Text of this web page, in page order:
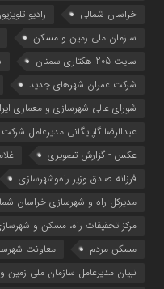
خراسان شمالی
رادیو
سازمان ملی زمین و مسکن
سایت 205 هکتاری سمنان
شرکت عمران شهرهای جدید
شوراي عالي شهرسازی و معماري
عبدالرضا گلپایگانی مدیرعامل
عکس - گزارش تصویری
فرزانه صادق وزیر راه‌وشهرسازی
مدیرکل راه و شهرسازی خراسان
مرکز تحقیقات راه، مسکن و
مسکن مردم
معاونت
نبیان مدیرعامل سازمان ملی